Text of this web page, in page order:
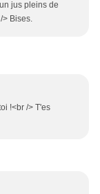
jus pleins de
> Bises.
!<br /> T'es